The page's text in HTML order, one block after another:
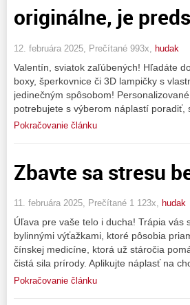
originálne, je
12. februára 2025, Prečítané 993x, hudak
Valentín, sviatok zaľúbených! Hľadáte
boxy, šperkovnice či 3D lampičky s
jedinečným spôsobom!
potrebujete s výberom náplastí
Pokračovanie článku
Zbavte sa stresu
11. februára 2025, Prečítané 1 123x, hudak
Úľava pre vaše telo i ducha! Trápia vás
bylinnými výťažkami, ktoré pôsobia
čínskej medicíne, ktorá už stáročia
čistá sila prírody. Aplikujte náplasť na
Pokračovanie článku